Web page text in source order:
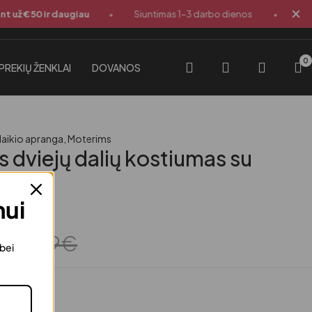
už €50 ir daugiau Siuntimas 1-3 darbo dienos 🎁
ŽENKLAI DOVANOS
0
apranga Moterims
dviejų dalių kostiumas su
55.99€